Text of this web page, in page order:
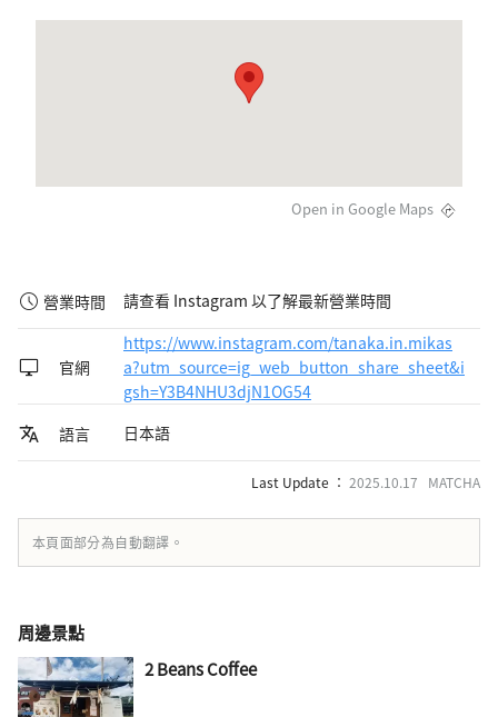
Open in Google Maps
營業時間 請查看 Instagram 以了解最新營業時間
官網
https://www.instagram.com/tanaka.in.mikas
a?utm_source=ig_web_button_share_sheet&i
gsh=Y3B4NHU3djN1OG54
語言
日本語
Last Update ： 2025.10.17 MATCHA
本頁面部分為自動翻譯。
周邊景點
2 Beans Coffee